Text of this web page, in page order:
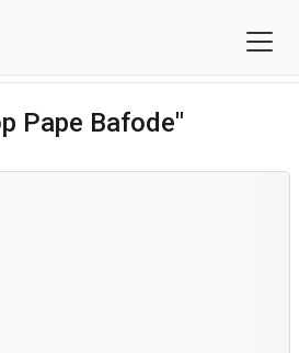
Pape Bafode"